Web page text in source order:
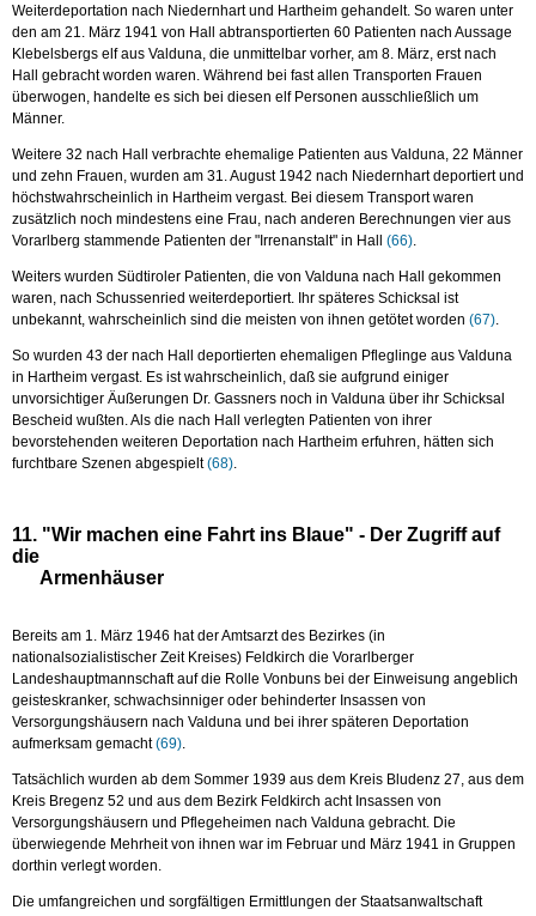
Weiterdeportation nach Niedernhart und Hartheim gehandelt. So waren unter
den am 21. März 1941 von Hall abtransportierten 60 Patienten nach Aussage
Klebelsbergs elf aus Valduna, die unmittelbar vorher, am 8. März, erst nach
Hall gebracht worden waren. Während bei fast allen Transporten Frauen
überwogen, handelte es sich bei diesen elf Personen ausschließlich um
Männer.
Weitere 32 nach Hall verbrachte ehemalige Patienten aus Valduna, 22 Männer
und zehn Frauen, wurden am 31. August 1942 nach Niedernhart deportiert und
höchstwahrscheinlich in Hartheim vergast. Bei diesem Transport waren
zusätzlich noch mindestens eine Frau, nach anderen Berechnungen vier aus
Vorarlberg stammende Patienten der "Irrenanstalt" in Hall (66).
Weiters wurden Südtiroler Patienten, die von Valduna nach Hall gekommen
waren, nach Schussenried weiterdeportiert. Ihr späteres Schicksal ist
unbekannt, wahrscheinlich sind die meisten von ihnen getötet worden (67).
So wurden 43 der nach Hall deportierten ehemaligen Pfleglinge aus Valduna
in Hartheim vergast. Es ist wahrscheinlich, daß sie aufgrund einiger
unvorsichtiger Äußerungen Dr. Gassners noch in Valduna über ihr Schicksal
Bescheid wußten. Als die nach Hall verlegten Patienten von ihrer
bevorstehenden weiteren Deportation nach Hartheim erfuhren, hätten sich
furchtbare Szenen abgespielt(68).
11. "Wir machen eine Fahrt ins Blaue" - Der Zugriff auf
die
Armenhäuser
Bereits am 1. März 1946 hat der Amtsarzt des Bezirkes (in
nationalsozialistischer Zeit Kreises) Feldkirch die Vorarlberger
Landeshauptmannschaft auf die Rolle Vonbuns bei der Einweisung angeblich
geisteskranker, schwachsinniger oder behinderter Insassen von
Versorgungshäusern nach Valduna und bei ihrer späteren Deportation
aufmerksam gemacht(69).
Tatsächlich wurden ab dem Sommer 1939 aus dem Kreis Bludenz 27, aus dem
Kreis Bregenz 52 und aus dem Bezirk Feldkirch acht Insassen von
Versorgungshäusern und Pflegeheimen nach Valduna gebracht. Die
überwiegende Mehrheit von ihnen war im Februar und März 1941 in Gruppen
dorthin verlegt worden.
Die umfangreichen und sorgfältigen Ermittlungen der Staatsanwaltschaft